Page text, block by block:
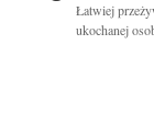
Łatwiej
ukochanej